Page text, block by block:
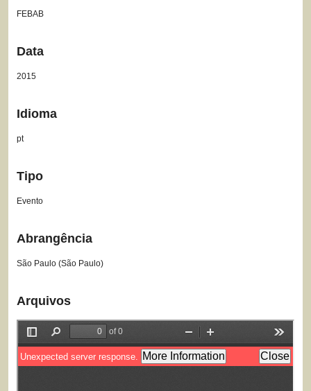
FEBAB
Data
2015
Idioma
pt
Tipo
Evento
Abrangência
São Paulo (São Paulo)
Arquivos